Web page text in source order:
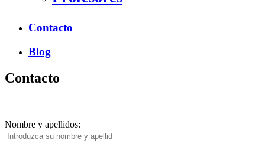
Contacto
Blog
Contacto
Nombre y apellidos: